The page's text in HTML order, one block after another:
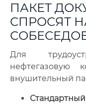
ПАКЕТ
СПРОСЯТ
Для
нефтегазовую
внушительный